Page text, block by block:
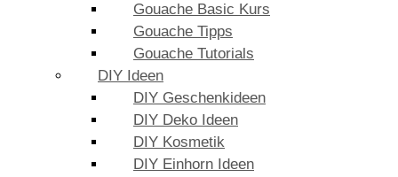
Gouache Basic Kurs
Gouache Tipps
Gouache Tutorials
DIY Ideen
DIY Geschenkideen
DIY Deko Ideen
DIY Kosmetik
DIY Einhorn Ideen